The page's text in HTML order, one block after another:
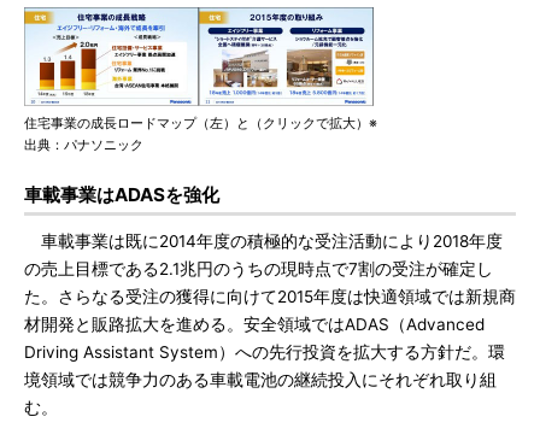
住宅事業の成長ロードマップ（左）と（クリックで拡大）※
出典：パナソニック
車載事業はADASを強化
車載事業は既に2014年度の積極的な受注活動により2018年度
の売上目標である2.1兆円のうちの現時点で7割の受注が確定し
た。さらなる受注の獲得に向けて2015年度は快適領域では新規商
材開発と販路拡大を進める。安全領域ではADAS（Advanced
Driving Assistant System）への先行投資を拡大する方針だ。環
境領域では競争力のある車載電池の継続投入にそれぞれ取り組
む。